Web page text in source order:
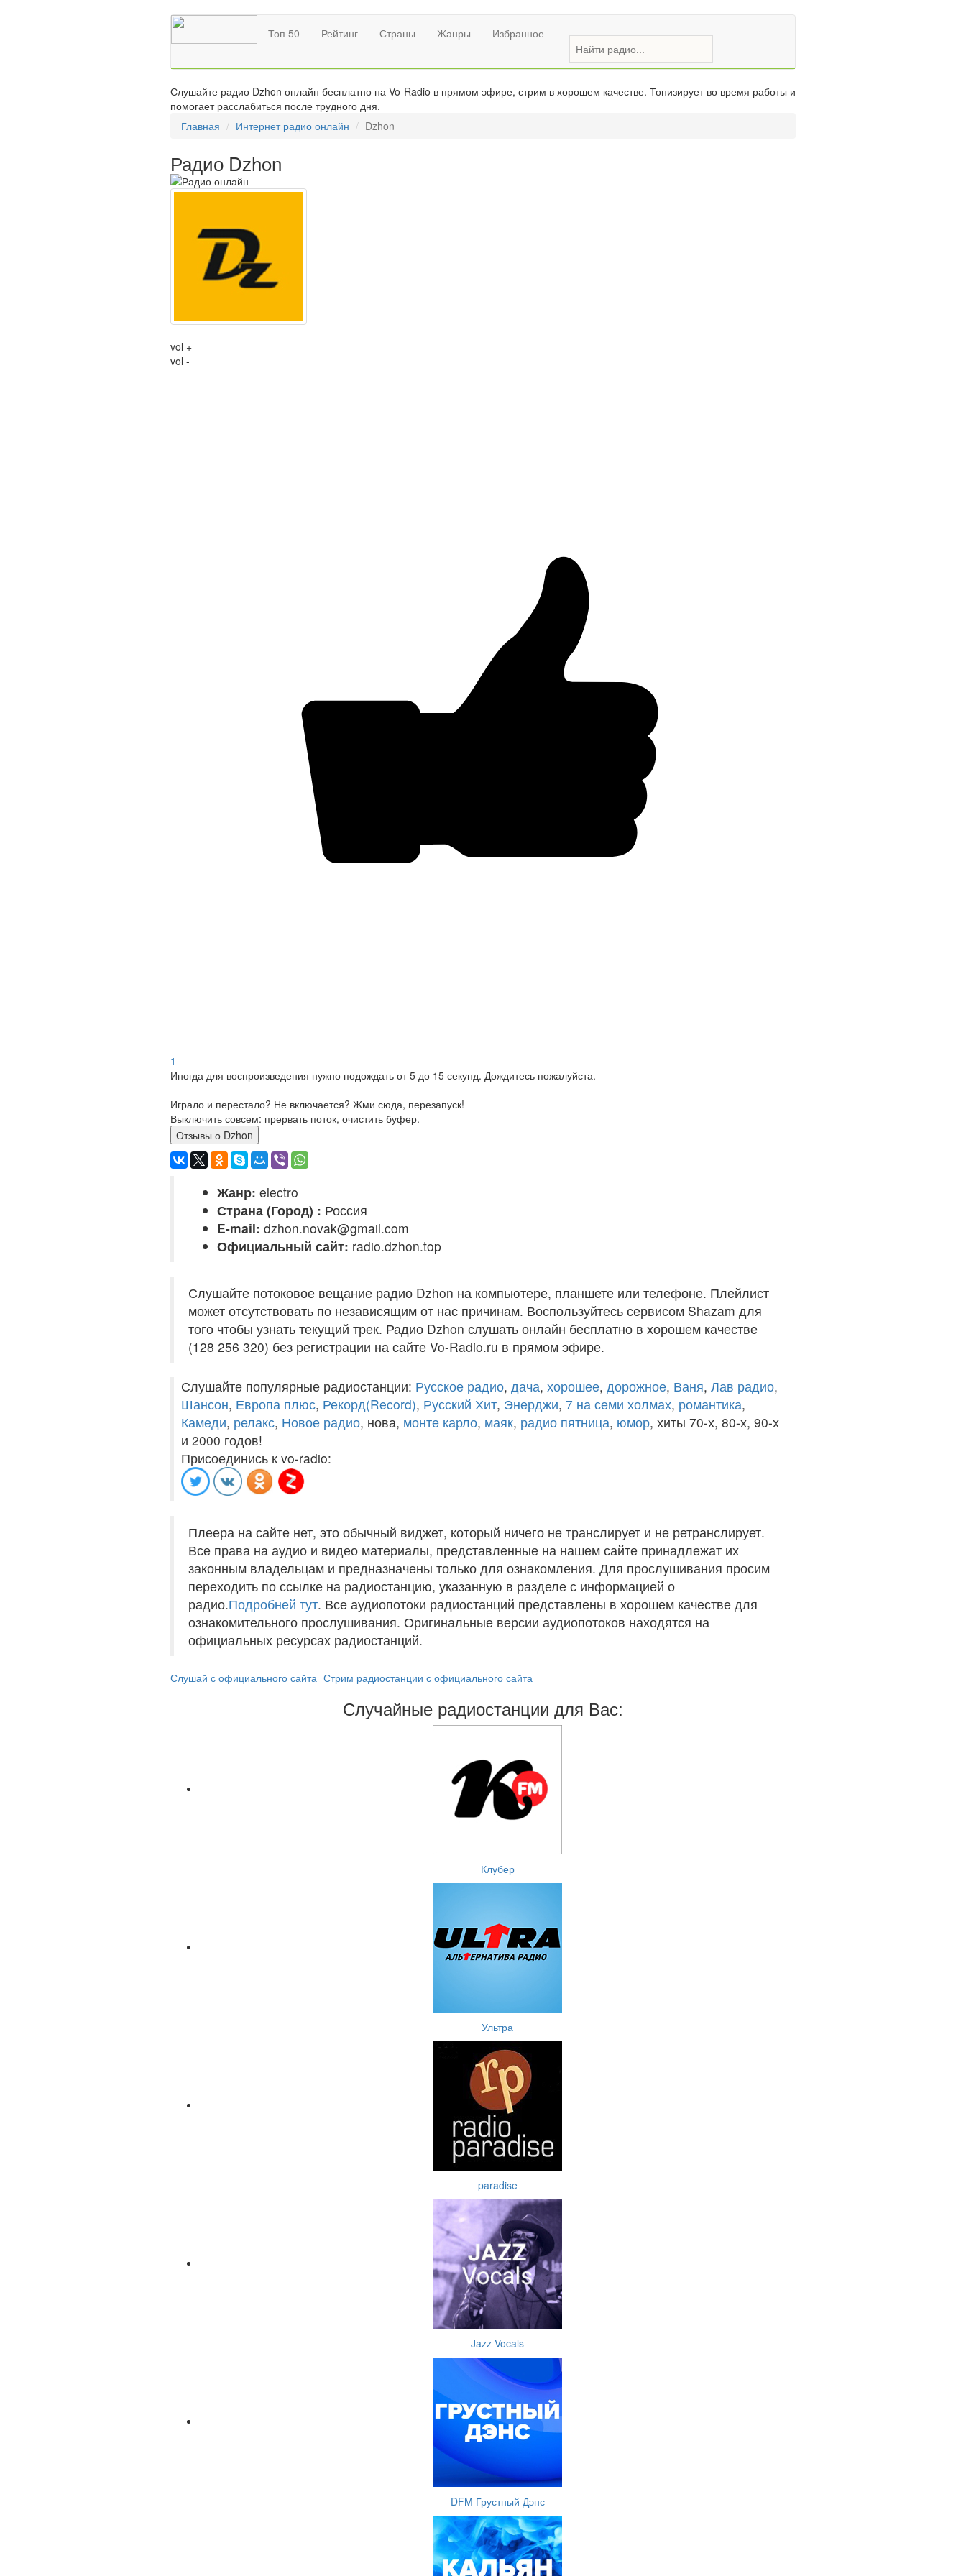
Топ 50 Рейтинг Страны Жанры Избранное
Слушайте радио Dzhon онлайн бесплатно на Vo-Radio в прямом эфире, стрим в хорошем качестве. Тонизирует во время работы и
помогает расслабиться после трудного дня.
Главная
Интернет радио онлайн Dzhon
Радио Dzhon
vol +
vol -
1
Иногда для воспроизведения нужно подождать от 5 до 15 секунд. Дождитесь пожалуйста.
Играло и перестало? Не включается? Жми сюда, перезапуск!
Выключить совсем: прервать поток, очистить буфер.
Отзывы о Dzhon
Жанр: electro
Страна (Город) : Россия
E-mail: dzhon.novak@gmail.com
Официальный сайт: radio.dzhon.top
Слушайте потоковое вещание радио Dzhon на компьютере, планшете или телефоне. Плейлист
может отсутствовать по независящим от нас причинам. Воспользуйтесь сервисом Shazam для
того чтобы узнать текущий трек. Радио Dzhon слушать онлайн бесплатно в хорошем качестве
(128 256 320) без регистрации на сайте Vo-Radio.ru в прямом эфире.
Слушайте популярные радиостанции: Русское радио, дача, хорошее, дорожное, Ваня, Лав радио,
Шансон, Европа плюс, Рекорд(Record), Русский Хит, Энерджи, 7 на семи холмах, романтика,
Камеди, релакс, Новое радио, нова, монте карло, маяк, радио пятница, юмор, хиты 70-х, 80-х, 90-х
и 2000 годов!
Присоединись к vo-radio:
Плеера на сайте нет, это обычный виджет, который ничего не транслирует и не ретранслирует.
Все права на аудио и видео материалы, представленные на нашем сайте принадлежат их
законным владельцам и предназначены только для ознакомления. Для прослушивания просим
переходить по ссылке на радиостанцию, указанную в разделе с информацией о
радио.Подробней тут. Все аудиопотоки радиостанций представлены в хорошем качестве для
ознакомительного прослушивания. Оригинальные версии аудиопотоков находятся на
официальных ресурсах радиостанций.
Слушай с официального сайта Стрим радиостанции с официального сайта
Случайные радиостанции для Вас:
Клубер
Ультра
paradise
Jazz Vocals
DFM Грустный Дэнс